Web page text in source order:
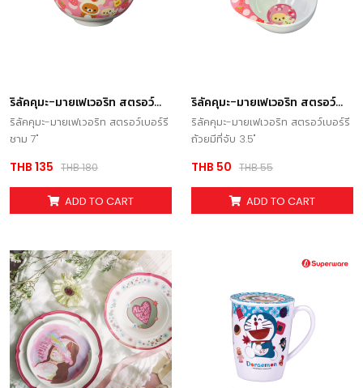
ริลัคคุมะ-มายเฟเวอริท สตรอว์
เบอร์รี ชาม 7
ริลัคคุมะ-มายเฟเวอริท สตรอว์เบอร์รี
ชาม 7"
THB 135 THB 180
ADD TO CART
ริลัคคุมะ-มายเฟเวอริท สตรอว์
เบอร์รี ถ้วยมีที่จับ 3.5
ริลัคคุมะ-มายเฟเวอริท สตรอว์เบอร์รี
ถ้วยมีที่จับ 3.5"
THB 50 THB 55
ADD TO CART